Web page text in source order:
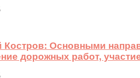
Костров: Основными
дорожных работ,